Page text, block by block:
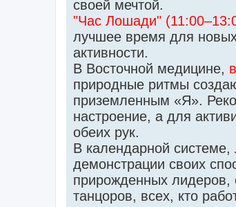
своей мечтой.
"Час Лошади"
лучшее время для
активности.
В Восточной медицине,
природные ритмы
приземленным «Я».
настроение, а для
обеих рук.
В календарной
демонстрации своих
прирожденных лидеров,
танцоров, всех, кто